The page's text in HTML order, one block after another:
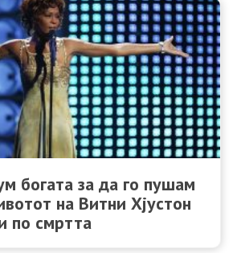
богата за да го пушам
на Витни Хјустон
по смртта